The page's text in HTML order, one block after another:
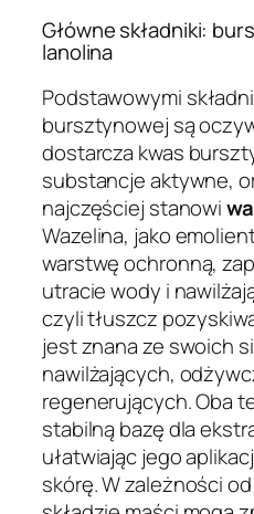
Główne składniki:
lanolina
Podstawowymi
bursztynowej są
dostarcza kwas
substancje aktywne,
najczęściej stanowi
Wazelina, jako
warstwę ochronną,
utracie wody i
czyli tłuszcz
jest znana ze swoich
nawilżających,
regenerujących. Oba
stabilną bazę dla
ułatwiając jego
skórę. W zależności